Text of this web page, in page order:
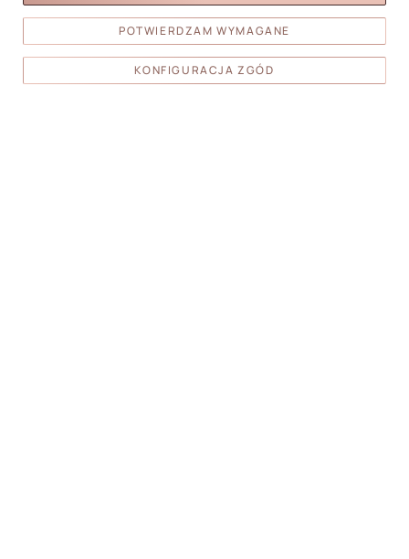
Moje zamówieniaPOTWIERDZAM WYMAGANE
KONFIGURACJA ZGÓD